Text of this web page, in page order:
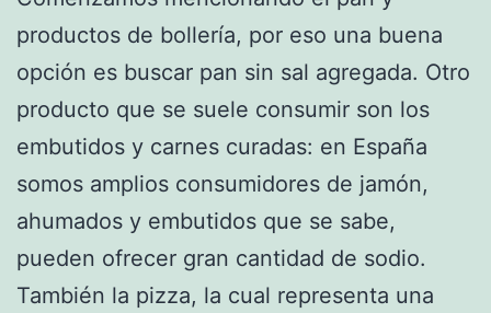
productos de bollería, por eso una buena
opción es buscar pan sin sal agregada. Otro
producto que se suele consumir son los
embutidos y carnes curadas: en España
somos amplios consumidores de jamón,
ahumados y embutidos que se sabe,
pueden ofrecer gran cantidad de sodio.
También la pizza, la cual representa una